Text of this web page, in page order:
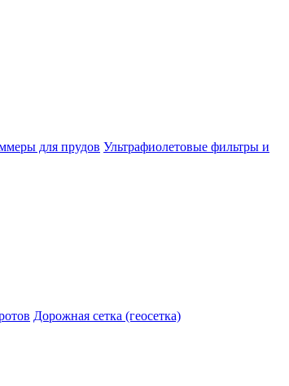
для прудов Ультрафиолетовые фильтры и
Дорожная сетка (геосетка)